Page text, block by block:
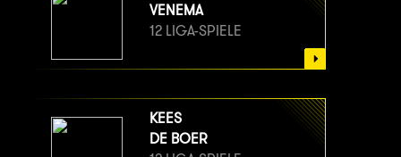
VENEMA
12 LIGA-SPIELE
KEES
DE BOER